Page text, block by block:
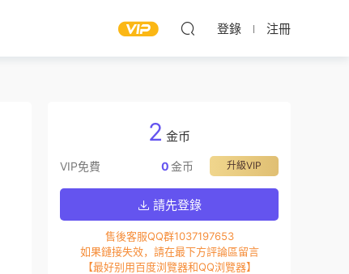
登錄 注冊
2 金币
VIP免費 升級VIP
0金币
請先登錄
售後客服QQ群1037197653
如果鏈接失效，請在最下方評論區留言
【最好别用百度浏覽器和QQ浏覽器】